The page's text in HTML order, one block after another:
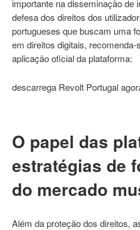
importante na disseminação de
defesa dos direitos dos
portugueses que buscam uma
em direitos digitais,
aplicação oficial da plataforma:
descarrega Revolt Portugal
O papel das
estratégias de
do mercado
Além da proteção dos direitos,